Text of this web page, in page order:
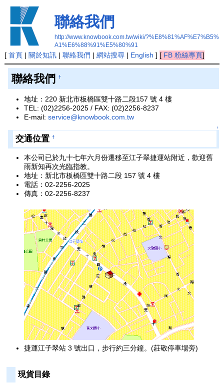
聯絡我們
http://www.knowbook.com.tw/wiki/?%E8%81%AF%E7%B5%
A1%E6%88%91%E5%80%91
[ 首頁| 關於知訊| 聯絡我們 | 網站搜尋| English ] [FB 粉絲專頁]
聯絡我們 †
地址：220 新北市板橋區雙十路二段157 號 4 樓
TEL: (02)2256-2025 / FAX: (02)2256-8237
E-mail:service@knowbook.com.tw
↑
交通位置†
本公司已於九十七年六月份遷移至江子翠捷運站附近，歡迎舊
雨新知再次光臨指教。
地址：新北市板橋區雙十路二段 157 號 4 樓
電話：02-2256-2025
傳真：02-2256-8237
捷運江子翠站 3 號出口，步行約三分鐘。(莊敬停車場旁)
現貨目錄